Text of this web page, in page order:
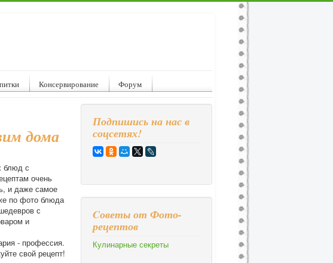
Консервирование Форум
дома
блюд с
очень
и даже самое
по фото блюда
с
и
- профессия.
свой рецепт!
Подпишись на нас в
соцсетях!
Cоветы от Фото-
рецептов
Кулинарные секреты